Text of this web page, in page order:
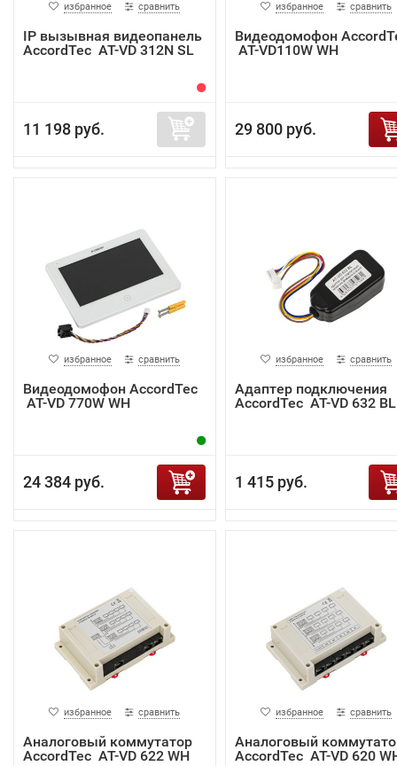
избранное сравнить
IP вызывная видеопанель
AccordTec AT-VD 312N SL
11 198 руб.
избранное сравнить
Видеодомофон
AT-VD110W WH
29 800 руб.
избранное сравнить
Видеодомофон AccordTec
AT-VD 770W WH
24 384 руб.
избранное сравнить
Адаптер подключения
AccordTec AT-VD 632 BL
1 415 руб.
избранное сравнить
Аналоговый коммутатор
AccordTec AT-VD 622 WH
избранное сравнить
Аналоговый
AccordTec AT-VD 620